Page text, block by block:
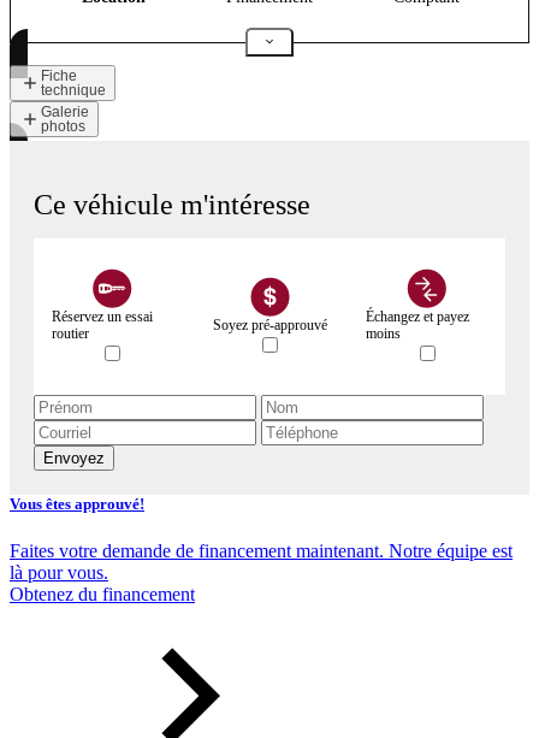
Fiche
technique
Galerie
photos
Ce véhicule m'intéresse
Réservez un essai
routier
Soyez pré-approuvé
Échangez et payez
moins
Envoyez
Vous êtes approuvé!
Faites votre demande de financement maintenant. Notre équipe est
là pour vous.
Obtenez du financement